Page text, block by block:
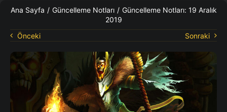
KO Rehberleri
Ana Sayfa / Güncelleme Notları / Güncelleme Notları: 19 Aralık
2019
Önceki
Sonraki